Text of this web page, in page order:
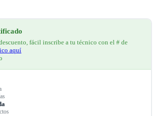
fácil inscribe a tu técnico con el # de
aquí